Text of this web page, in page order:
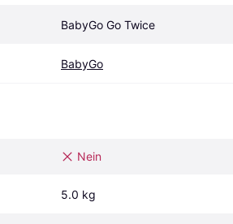
BabyGo Go Twice
BabyGo
Nein
5.0 kg